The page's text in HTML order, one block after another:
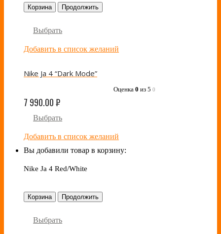
Корзина Продолжить
Выбрать
Добавить в список желаний
Nike Ja 4 “Dark Mode”
Оценка 0 из 5 0
7 990.00₽
Выбрать
Добавить в список желаний
Вы добавили товар в корзину:
Nike Ja 4 Red/White
Корзина Продолжить
Выбрать